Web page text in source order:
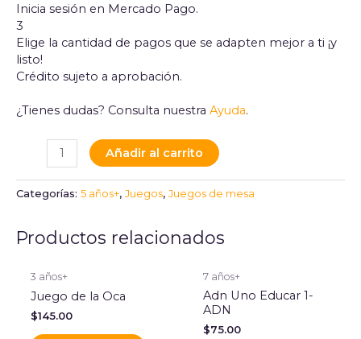
Inicia sesión en Mercado Pago.
3
Elige la cantidad de pagos que se adapten mejor a ti ¡y
listo!
Crédito sujeto a aprobación.
¿Tienes dudas? Consulta nuestra Ayuda.
Añadir al carrito
Categorías: 5 años+, Juegos, Juegos de mesa
Productos relacionados
3 años+
Juego de la Oca
$145.00
7 años+
Adn Uno Educar 1-
ADN
$75.00